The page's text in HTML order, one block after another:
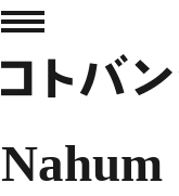
Nahum